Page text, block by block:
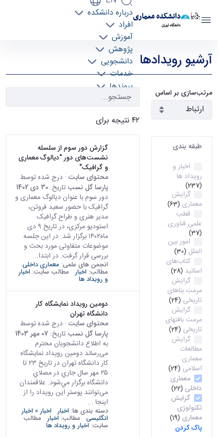
دانشکده معماری
دانشگاه تهران
درباره دانشکده
افراد
آموزش
پژوهش
دانشجویی
خدمات
پیوندها
تماس با ما
رویدادها - دانشکده معماری arch
آرشیو رویدادها
مرتب‌سازی بر اساس
طبقه بندی
اخبار و
رویداد ها
(237)
گرایش
معماری (63)
قطب
علمی فناوری
(37)
امور بین
الملل (30)
کتاب‌های
اساتید (28)
گرایش
مرمت بناهای
تاریخی (24)
گرایش
مرمت بافتهای
تاریخی (24)
گرایش
مطالعات
معماری
اسلامی (24)
معماری
داخلی (22)
گرایش
تکنولوژی
معماری (19)
پاک کردن
۴۲ نتیجه برای
گزارش دور سوم از سلسله
نشست‌های دور "دیالوگ معماری
و گرافیک"
محتوای سایت · درج شده توسط
پارسا گل نسب تاریخ:30 دی 1402
دور سوم با عنوان دیالوگ معماری و
گرافیک با حضور سعید فروتن،
مدیر هنری و طراح گرافیک
استودیو مرکزی، در تاریخ ۹ دی
ماه۱۴۰۲ برگزار شد. در این جلسه
موضوعات متفاوتی مورد بحث و
بررسی قرار گرفت. در ابتدا...
انجمن های علمی: معماری داخلی
مطالب: اخبار مطالب سایت: اخبار
و رویداد ها
دومين رويداد نمايشگاه كار
دانشگاه تهران
محتوای سایت · درج شده توسط
پارسا گل نسب تاریخ: 07 مهر 1403
به اطلاع دانشجویان محترم
می‌رساند دومين رويداد نمايشگاه
كار دانشگاه تهران در تاريخ ۲۳ تا
۲۵ مهر سال جاري در مصلاي
دانشگاه برگزار مي‌شود. علاقمندان
می‌توانند پوستر این رویداد را از
اینجا ...
دسته بندی ها: اخبار اخبار » اخبار
انگلیسی مطالب: اخبار مطالب
سایت: اخبار و رویداد ها